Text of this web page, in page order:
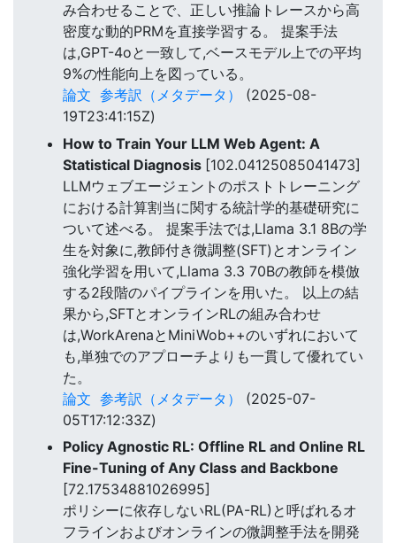
み合わせることで、正しい推論トレースから高
密度な動的PRMを直接学習する。 提案手法
は,GPT-4oと一致して,ベースモデル上での平均
9%の性能向上を図っている。
論文 参考訳（メタデータ）
(2025-08-
19T23:41:15Z)
How to Train Your LLM Web Agent: A
Statistical Diagnosis [102.04125085041473]
LLMウェブエージェントのポストトレーニング
における計算割当に関する統計学的基礎研究に
ついて述べる。 提案手法では,Llama 3.1 8Bの学
生を対象に,教師付き微調整(SFT)とオンライン
強化学習を用いて,Llama 3.3 70Bの教師を模倣
する2段階のパイプラインを用いた。 以上の結
果から,SFTとオンラインRLの組み合わせ
は,WorkArenaとMiniWob++のいずれにおいて
も,単独でのアプローチよりも一貫して優れてい
た。
論文 参考訳（メタデータ）
(2025-07-
05T17:12:33Z)
Policy Agnostic RL: Offline RL and Online RL
Fine-Tuning of Any Class and Backbone
[72.17534881026995]
ポリシーに依存しないRL(PA-RL)と呼ばれるオ
フラインおよびオンラインの微調整手法を開発